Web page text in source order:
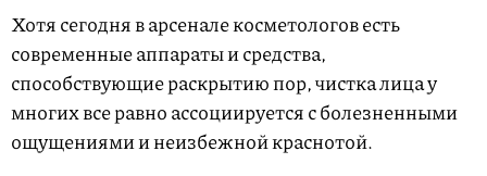
Хотя сегодня в арсенале косметологов есть
современные аппараты и средства,
способствующие раскрытию пор, чистка лица у
многих все равно ассоциируется с болезненными
ощущениями и неизбежной краснотой.